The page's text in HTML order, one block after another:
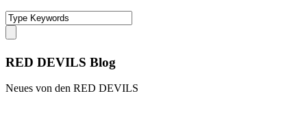
RED DEVILS Blog
Neues von den RED DEVILS